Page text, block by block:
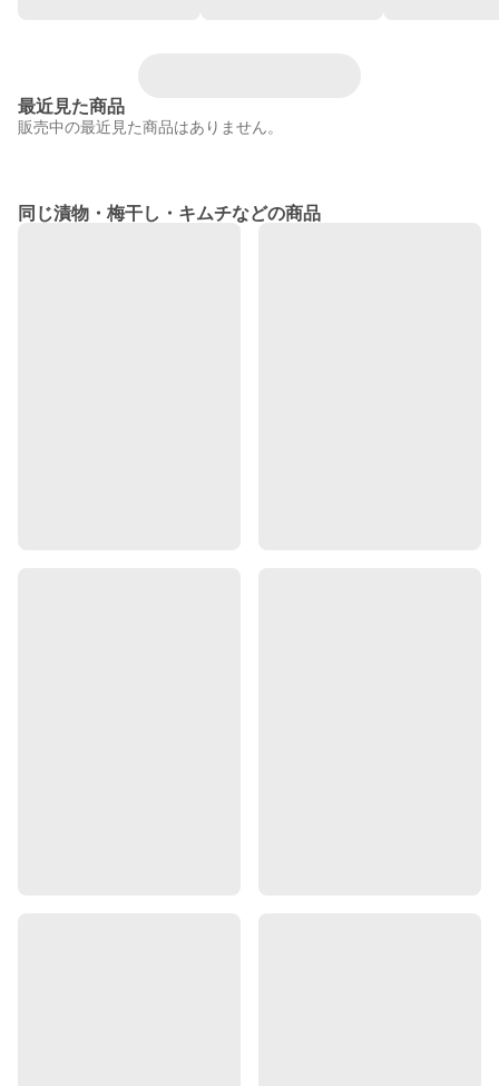
最近見た商品
販売中の最近見た商品はありません。
同じ漬物・梅干し・キムチなどの商品